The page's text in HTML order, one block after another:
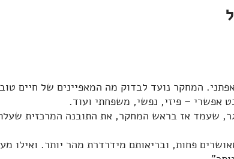
אפשרי – פיזי, נפשי, משפחתי ועוד.
שעמד אז בראש המחקר, את התובנה המרכזית
פחות, ובריאותם מידרדרת מהר יותר.